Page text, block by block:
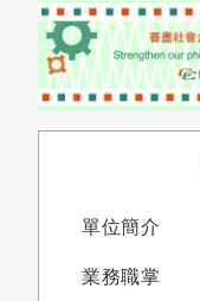
單位簡介
業務職掌